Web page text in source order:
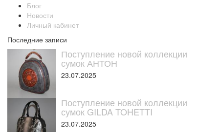
Блог
Новости
Личный кабинет
Последние записи
Поступление новой коллекции
сумок АНТОН
23.07.2025
Поступление новой коллекции
сумок GILDA TOHETTI
23.07.2025